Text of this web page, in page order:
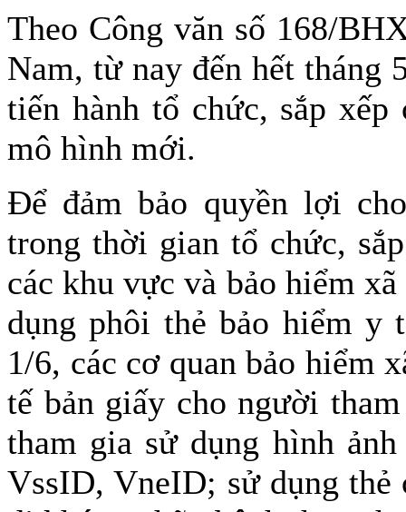
Theo Công văn số 168/
Nam, từ nay đến hết tháng
tiến hành tổ chức, sắp
mô hình mới.
Để đảm bảo quyền lợi
trong thời gian tổ chức,
các khu vực và bảo hiểm
dụng phôi thẻ bảo hiểm y
1/6, các cơ quan bảo hiểm
tế bản giấy cho người
tham gia sử dụng hình
VssID, VneID; sử dụng thẻ